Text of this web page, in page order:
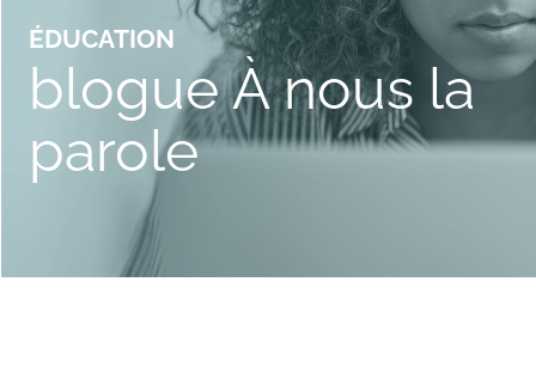
ÉDUCATION
blogue À nous la
parole